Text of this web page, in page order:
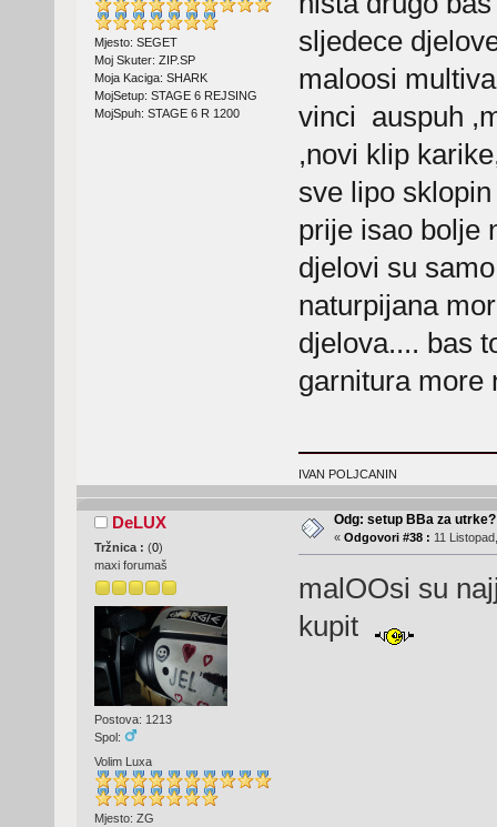
Mjesto: SEGET
Moj Skuter: ZIP.SP
Moja Kaciga: SHARK
MojSetup: STAGE 6 REJSING
MojSpuh: STAGE 6 R 1200
sljedece
maloosi
vinci auspuh
,novi klip
sve lipo
prije isao bolje
djelovi su
naturpijana
djelova.... bas
garnitura more
IVAN POLJCANIN
DeLUX
Tržnica : (0)
maxi forumaš
Postova: 1213
Spol:
Volim Luxa
Mjesto: ZG
Odg: setup BBa za utrke?
« Odgovori #38 : 11
malOOsi su
kupit